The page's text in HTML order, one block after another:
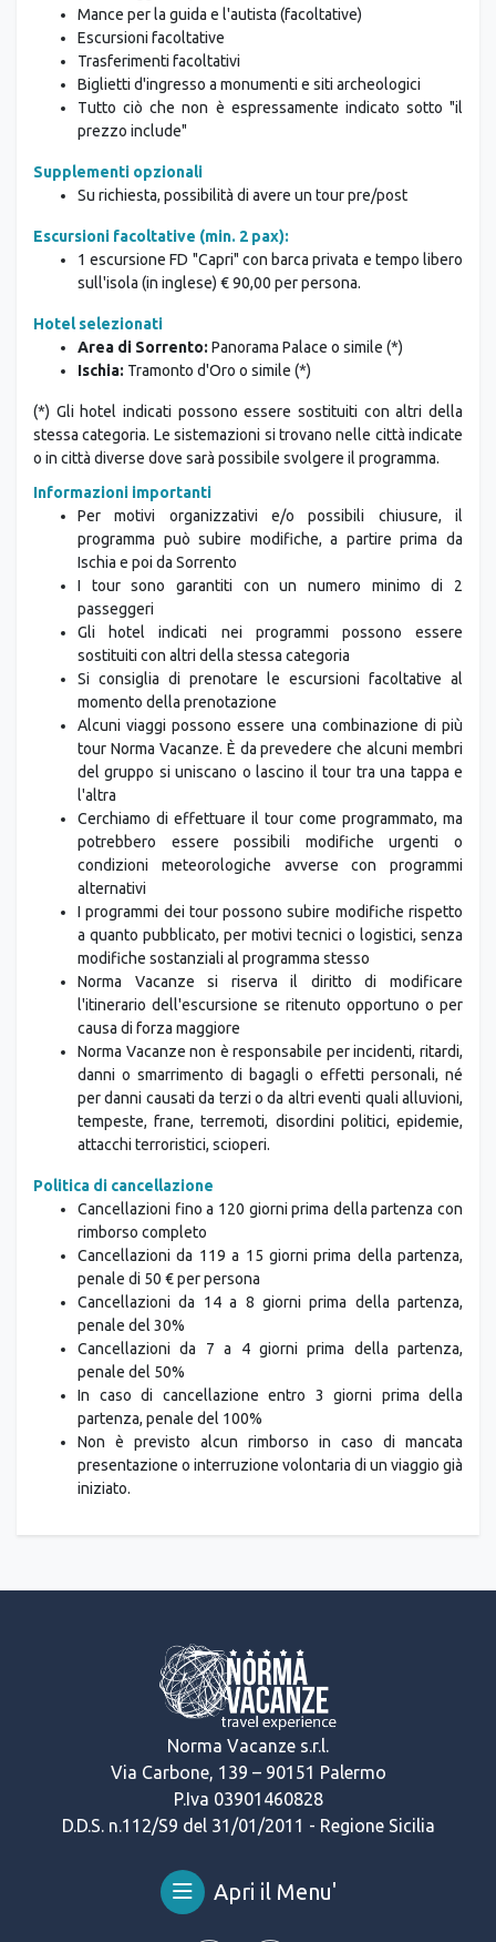
Facchinaggio e spese personali
Mance per la guida e l'autista (facoltative)
Escursioni facoltative
Trasferimenti facoltativi
Biglietti d'ingresso a monumenti e siti archeologici
Tutto ciò che non è espressamente indicato sotto "il
Supplementi opzionali
Escursioni facoltative (min. 2 pax):
1 escursione FD "Capri" con barca privata e tempo libero
Hotel selezionati
Area di Sorrento:Panorama Palace o simile (*)
(*) Gli hotel indicati possono essere sostituiti con altri della
stessa categoria. Le sistemazioni si trovano nelle città indicate
Informazioni importanti
Per motivi organizzativi e/o possibili chiusure, il
programma può subire modifiche, a partire prima da
Ischia e poi da Sorrento
I tour sono garantiti con un numero minimo di 2
passeggeri
Gli hotel indicati nei programmi possono essere
sostituiti con altri della stessa categoria
Si consiglia di prenotare le escursioni facoltative al
momento della prenotazione
Alcuni viaggi possono essere una combinazione di più
tour Norma Vacanze. È da prevedere che alcuni membri
del gruppo si uniscano o lascino il tour tra una tappa e
l'altra
Cerchiamo di effettuare il tour come programmato, ma
potrebbero essere possibili modifiche urgenti o
condizioni meteorologiche avverse con programmi
alternativi
I programmi dei tour possono subire modifiche rispetto
a quanto pubblicato, per motivi tecnici o logistici, senza
modifiche sostanziali al programma stesso
Norma Vacanze si riserva il diritto di modificare
l'itinerario dell'escursione se ritenuto opportuno o per
causa di forza maggiore
Norma Vacanze non è responsabile per incidenti, ritardi,
danni o smarrimento di bagagli o effetti personali, né
per danni causati da terzi o da altri eventi quali alluvioni,
tempeste, frane, terremoti, disordini politici, epidemie,
Politica di cancellazione
Cancellazioni fino a 120 giorni prima della partenza con
rimborso completo
Cancellazioni da 119 a 15 giorni prima della partenza,
penale di 50 € per persona
Cancellazioni da 14 a 8 giorni prima della partenza,
penale del 30%
Cancellazioni da 7 a 4 giorni prima della partenza,
penale del 50%
In caso di cancellazione entro 3 giorni prima della
partenza, penale del 100%
Non è previsto alcun rimborso in caso di mancata
presentazione o interruzione volontaria di un viaggio già
Norma Vacanze s.r.l.
Via Carbone, 139 – 90151 Palermo
P.Iva 03901460828
Apri il Menu'